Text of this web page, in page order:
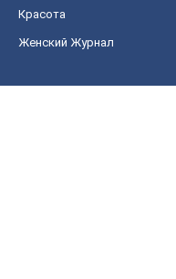
Красота
Женский Журнал